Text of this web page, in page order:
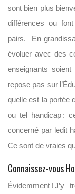
sont bien plus
différences ou
pairs. En
évoluer avec des
enseignants
repose pas sur l’Éd
quelle est la portée
ou tel handicap :
concerné par ledit
Ce sont de vraies
Connaissez-vous
Évidemment ! J’y